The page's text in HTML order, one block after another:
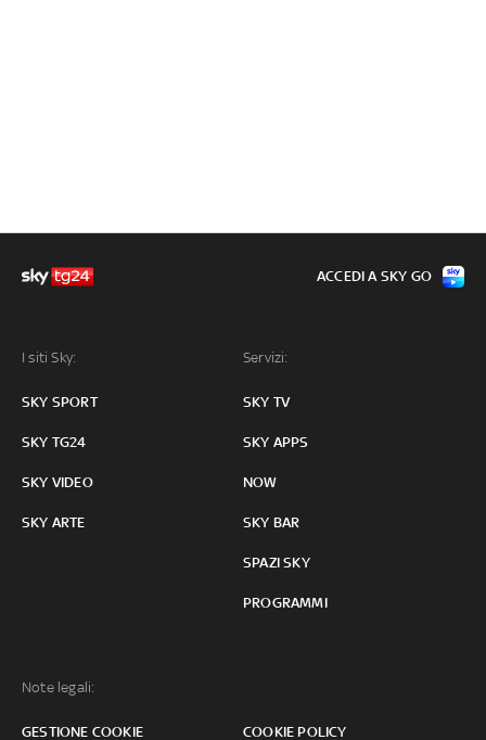
I siti Sky:
SKY SPORT
SKY TG24
SKY VIDEO
SKY ARTE
Servizi:
SKY TV
SKY APPS
NOW
SKY BAR
SPAZI SKY
PROGRAMMI
Note legali:
GESTIONE COOKIE COOKIE POLICY
ACCEDI A SKY GO